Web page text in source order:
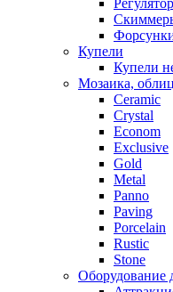
Купели
Купели
Мозаика,
Ceramic
Crystal
Econom
Exclusive
Gold
Metal
Panno
Paving
Porcelain
Rustic
Stone
Оборудование